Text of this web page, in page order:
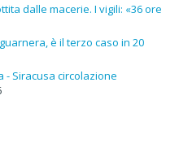
dalle macerie. I vigili: «36 ore
è il terzo caso in 20
- Siracusa circolazione